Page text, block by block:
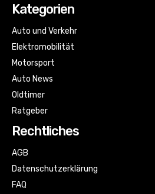
Kategorien
Auto und Verkehr
Elektromobilität
Motorsport
Auto News
Oldtimer
Ratgeber
Rechtliches
AGB
Datenschutzerklärung
FAQ